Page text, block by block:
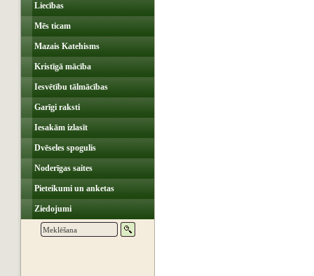
Liecības
Mēs ticam
Mazais Katehisms
Kristīgā mācība
Iesvētību tālmācības
Garīgi raksti
Iesakām izlasīt
Dvēseles spogulis
Noderīgas saites
Pieteikumi un anketas
Ziedojumi